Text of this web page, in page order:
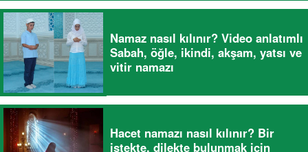
Namaz nasıl kılınır? Video anlatımlı
Sabah, öğle, ikindi, akşam, yatsı ve
vitir namazı
Hacet namazı nasıl kılınır? Bir
istekte, dilekte bulunmak için